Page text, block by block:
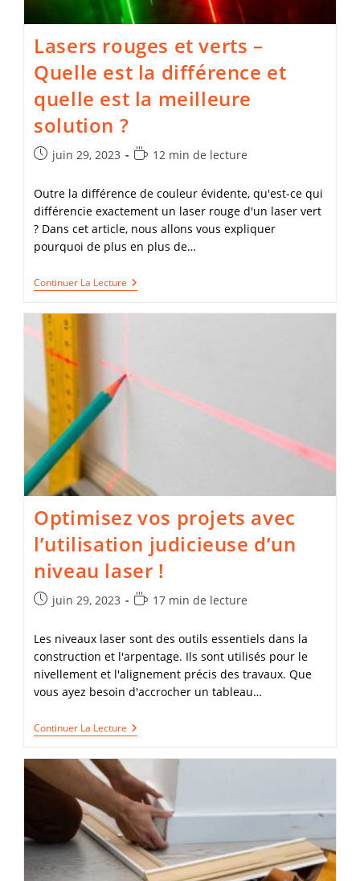
Lasers rouges et verts –
Quelle est la différence et
quelle est la meilleure
solution ?
Publication
juin 29, 2023
Temps
lecture :
12 min de lecture
Outre la différence de couleur évidente, qu'est-ce qui
différencie exactement un laser rouge d'un laser vert
? Dans cet article, nous allons vous expliquer
pourquoi de plus en plus de…
Continuer La Lecture Lasers
Rouges
La
Différence
?
Optimisez vos projets avec
l’utilisation judicieuse d’un
niveau laser !
Publication
juin 29, 2023
Temps
lecture :
17 min de lecture
Les niveaux laser sont des outils essentiels dans la
construction et l'arpentage. Ils sont utilisés pour le
nivellement et l'alignement précis des travaux. Que
vous ayez besoin d'accrocher un tableau…
Continuer La Lecture Optimisez
Vos
Avec
L’utilisation
Judicieuse
D’un
Niveau
Laser
!